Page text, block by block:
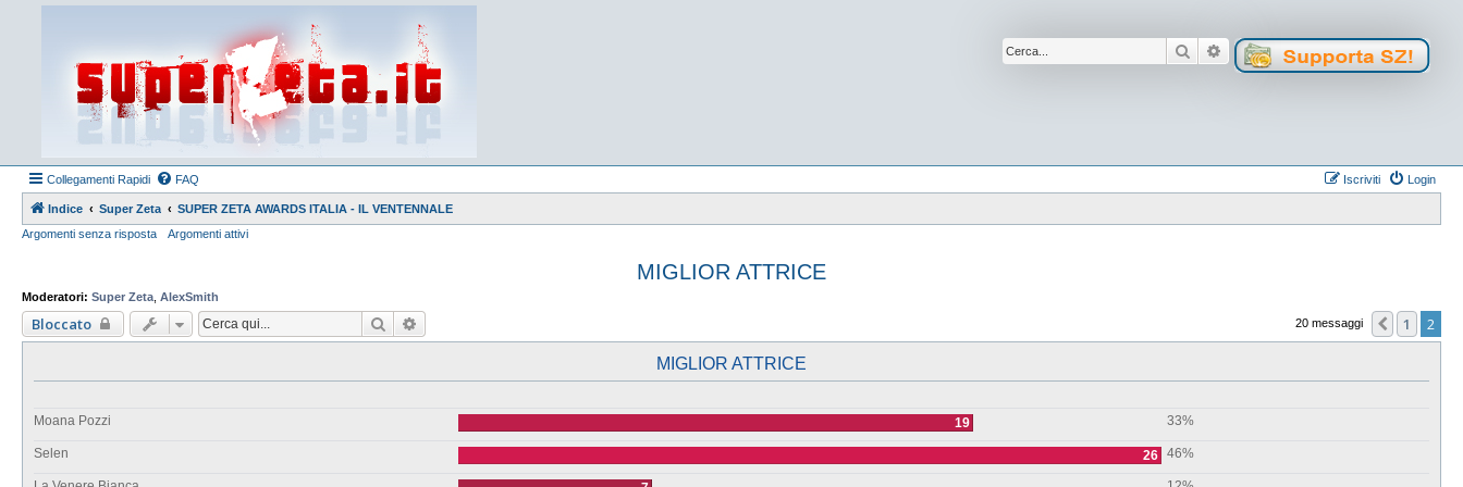
Cerca Ricerca avanzata
Collegamenti Rapidi FAQ Login
Iscriviti
Indice Super Zeta
SUPER ZETA AWARDS ITALIA - IL VENTENNALE
Argomenti senza risposta
Argomenti attivi
MIGLIOR ATTRICE
Moderatori: Super Zeta AlexSmith
Bloccato Cerca 20 messaggi 1 2
MIGLIOR ATTRICE
Moana Pozzi 19 33%
Selen 26 46%